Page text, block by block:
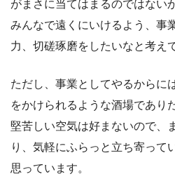
がまさに当てはまるのではない
みんなで遠くにいけるよう、事
力、切磋琢磨をしたいなと考え
ただし、事業としてやるからに
をかけられるような酒場であり
堅苦しい空気は好まないので、
り、気軽にふらっと立ち寄って
思っています。